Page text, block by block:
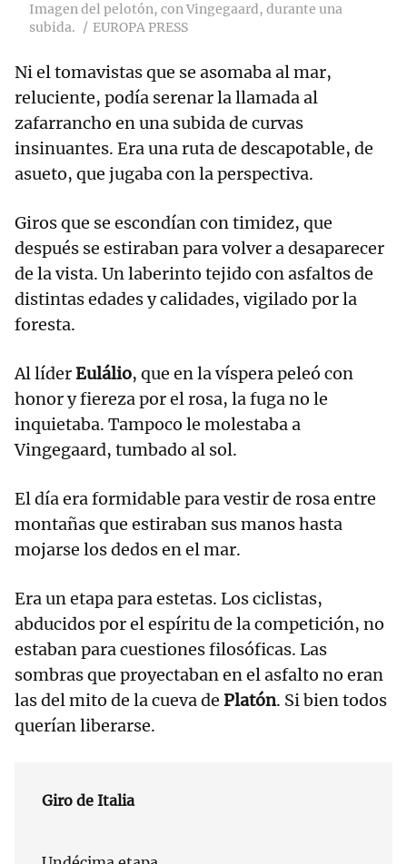
Imagen del pelotón, con Vingegaard, durante una
subida.
EUROPA PRESS
Ni el tomavistas que se asomaba al mar,
reluciente, podía serenar la llamada al
zafarrancho en una subida de curvas
insinuantes. Era una ruta de descapotable, de
asueto, que jugaba con la perspectiva.
Giros que se escondían con timidez, que
después se estiraban para volver a desaparecer
de la vista. Un laberinto tejido con asfaltos de
distintas edades y calidades, vigilado por la
foresta.
Al líderEulálio, que en la víspera peleó con
honor y fiereza por el rosa, la fuga no le
inquietaba. Tampoco le molestaba a
Vingegaard, tumbado al sol.
El día era formidable para vestir de rosa entre
montañas que estiraban sus manos hasta
mojarse los dedos en el mar.
Era un etapa para estetas. Los ciclistas,
abducidos por el espíritu de la competición, no
estaban para cuestiones filosóficas. Las
sombras que proyectaban en el asfalto no eran
las del mito de la cueva de Platón. Si bien todos
querían liberarse.
Giro de Italia